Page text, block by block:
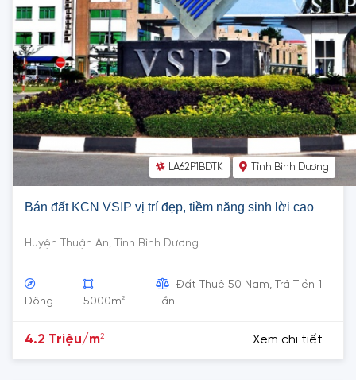
LA62P1BDTK Tỉnh Bình Dương
Bán đất KCN VSIP vị trí đẹp, tiềm năng sinh lời cao
Huyện Thuận An, Tỉnh Bình Dương
Đông 5000m2
Đất Thuê 50 Năm, Trả Tiền 1
Lần
4.2 Triệu/m2 Xem chi tiết